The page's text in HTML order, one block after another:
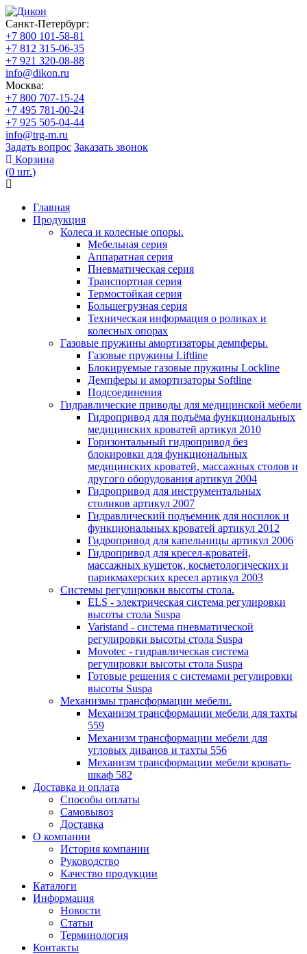
Санкт-Петербург:
+7 800 101-58-81
+7 812 315-06-35
+7 921 320-08-88
info@dikon.ru
Москва:
+7 800 707-15-24
+7 495 781-00-24
+7 925 505-04-44
info@trg-m.ru
Задать вопрос Заказать звонок
Корзина
(0 шт.)
Главная
Продукция
Колеса и колесные опоры.
Мебельная серия
Аппаратная серия
Пневматическая серия
Транспортная серия
Термостойкая серия
Большегрузная серия
Техническая информация о роликах и
колесных опорах
Газовые пружины амортизаторы демпферы.
Газовые пружины Liftline
Блокируемые газовые пружины Lockline
Демпферы и амортизаторы Softline
Подсоединения
Гидравлические приводы для медицинской мебели
Гидропривод для подъёма функциональных
медицинских кроватей артикул 2010
Горизонтальный гидропривод без
блокировки для функциональных
медицинских кроватей, массажных столов и
другого оборудования артикул 2004
Гидропривод для инструментальных
столиков артикул 2007
Гидравлический подъемник для носилок и
функциональных кроватей артикул 2012
Гидропривод для капельницы артикул 2006
Гидропривод для кресел-кроватей,
массажных кушеток, косметологических и
парикмахерских кресел артикул 2003
Системы регулировки высоты стола.
ELS - электрическая система регулировки
высоты стола Suspa
Varistand - система пневматической
регулировки высоты стола Suspa
Movotec - гидравлическая система
регулировки высоты стола Suspa
Готовые решения с системами регулировки
высоты Suspa
Механизмы трансформации мебели.
Механизм трансформации мебели для тахты
559
Механизм трансформации мебели для
угловых диванов и тахты 556
Механизм трансформации мебели кровать-
шкаф 582
Доставка и оплата
Способы оплаты
Самовывоз
Доставка
О компании
История компании
Руководство
Качество продукции
Каталоги
Информация
Новости
Статьи
Терминология
Контакты